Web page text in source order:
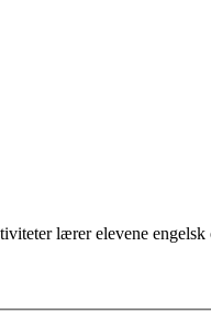
lærer elevene